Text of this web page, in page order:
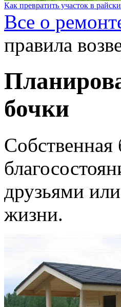
Как превратить участок в
Все о
правила
бочки
Собственная
друзьями
жизни.